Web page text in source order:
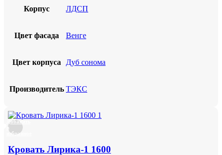
Корпус ЛДСП
Цвет фасада Венге
Цвет корпуса Дуб сонома
Производитель ТЭКС
Добавить
в
избранное
Кровать Лирика-1 1600